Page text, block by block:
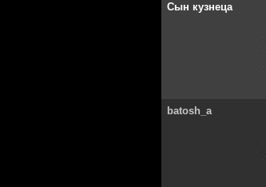
Сын кузнеца
batosh_a